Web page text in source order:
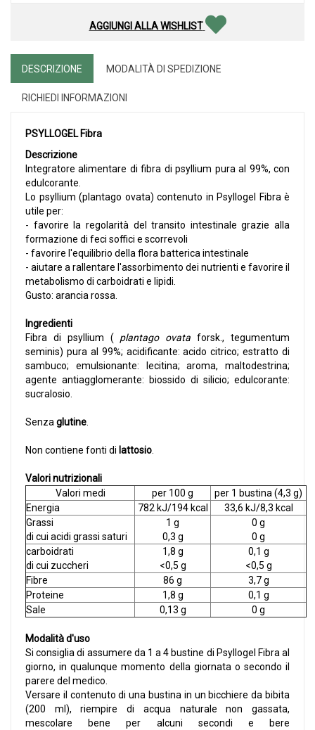
AGGIUNGI ALLA WISHLIST
DESCRIZIONE MODALITÀ DI SPEDIZIONE
RICHIEDI INFORMAZIONI
PSYLLOGEL Fibra
Descrizione
Integratore alimentare di fibra di psyllium pura al 99%, con
edulcorante.
Lo psyllium (plantago ovata) contenuto in Psyllogel Fibra è
utile per:
- favorire la regolarità del transito intestinale grazie alla
formazione di feci soffici e scorrevoli
- favorire l'equilibrio della flora batterica intestinale
- aiutare a rallentare l'assorbimento dei nutrienti e favorire il
metabolismo di carboidrati e lipidi.
Gusto: arancia rossa.
Ingredienti
Fibra di psyllium ( plantago ovata forsk., tegumentum
seminis) pura al 99%; acidificante: acido citrico; estratto di
sambuco; emulsionante: lecitina; aroma, maltodestrina;
agente antiagglomerante: biossido di silicio; edulcorante:
sucralosio.
Senzaglutine.
Non contiene fonti di lattosio.
Valori nutrizionali
Valori medi
per 100 g
per 1 bustina (4,3 g)
Energia
782 kJ/194 kcal
33,6 kJ/8,3 kcal
Grassi
di cui acidi grassi saturi
1 g
0,3 g
0 g
0 g
carboidrati
di cui zuccheri
1,8 g
<0,5 g
0,1 g
<0,5 g
Fibre
86 g
3,7 g
Proteine
1,8 g
0,1 g
Sale
0,13 g 0 g
Modalità d'uso
Si consiglia di assumere da 1 a 4 bustine di Psyllogel Fibra al
giorno, in qualunque momento della giornata o secondo il
parere del medico.
Versare il contenuto di una bustina in un bicchiere da bibita
(200 ml), riempire di acqua naturale non gassata,
mescolare bene per alcuni secondi e bere